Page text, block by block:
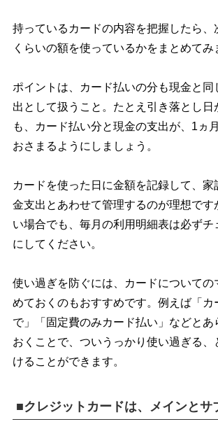
持っているカードの内容を把握したら、
くらいの額を使っているかをまとめてみ
ポイントは、カード払いの分も現金と同
出として扱うこと。たとえ引き落とし日
も、カード払い分と現金の支出が、1ヵ
おさまるようにしましょう。
カードを使った日に金額を記録して、家
金支出とあわせて管理するのが理想です
い場合でも、毎月の利用明細表は必ずチ
にしてください。
使い過ぎを防ぐには、カードについての
めておくのもおすすめです。例えば「カ
で」「固定費のみカード払い」などとあ
おくことで、ついうっかり使い過ぎる、
けることができます。
■クレジットカードは、メインとサ